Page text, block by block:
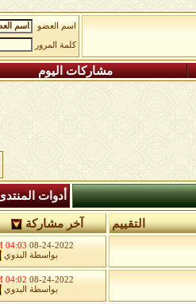
اسم العضو
كلمة المرور
مشاركات اليوم
أدوات
التقييم آخر مشاركة
08-24-2022
04:03 PM
بواسطة
البدوي
08-24-2022
04:02 PM
بواسطة
البدوي